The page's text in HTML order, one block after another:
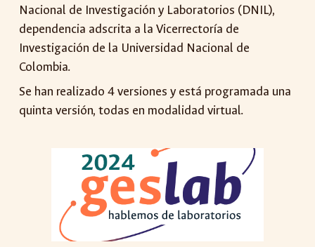
Nacional de Investigación y Laboratorios (DNIL),
dependencia adscrita a la Vicerrectoría de
Investigación de la Universidad Nacional de
Colombia.
Se han realizado 4 versiones y está programada una
quinta versión, todas en modalidad virtual.